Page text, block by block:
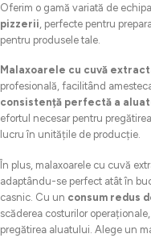
Oferim o gamă variată de
pizzerii, perfecte pentru
pentru produsele tale.
Malaxoarele cu cuvă
profesională, facilitând
consistență perfectă a
efortul necesar pentru
lucru în unitățile de producție.
În plus, malaxoarele cu cuvă
adaptându-se perfect atât în
casnic. Cu un consum redus
scăderea costurilor
pregătirea aluatului. Alege un